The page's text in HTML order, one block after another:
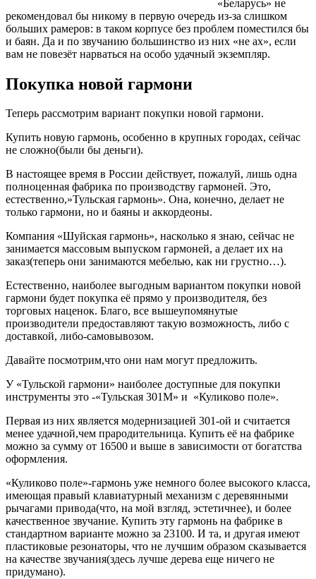
«Беларусь» не
рекомендовал бы никому в первую очередь из-за слишком
больших рамеров: в таком корпусе без проблем поместился бы
и баян. Да и по звучанию большинство из них «не ах», если
вам не повезёт нарваться на особо удачный экземпляр.
Покупка новой гармони
Теперь рассмотрим вариант покупки новой гармони.
Купить новую гармонь, особенно в крупных городах, сейчас
не сложно(были бы деньги).
В настоящее время в России действует, пожалуй, лишь одна
полноценная фабрика по производству гармоней. Это,
естественно,»Тульская гармонь». Она, конечно, делает не
только гармони, но и баяны и аккордеоны.
Компания «Шуйская гармонь», насколько я знаю, сейчас не
занимается массовым выпуском гармоней, а делает их на
заказ(теперь они занимаются мебелью, как ни грустно…).
Естественно, наиболее выгодным вариантом покупки новой
гармони будет покупка её прямо у производителя, без
торговых наценок. Благо, все вышеупомянутые
производители предоставляют такую возможность, либо с
доставкой, либо-самовывозом.
Давайте посмотрим,что они нам могут предложить.
У «Тульской гармони» наиболее доступные для покупки
инструменты это -«Тульская 301М» и «Куликово поле».
Первая из них является модернизацией 301-ой и считается
менее удачной,чем прародительница. Купить её на фабрике
можно за сумму от 16500 и выше в зависимости от богатства
оформления.
«Куликово поле»-гармонь уже немного более высокого класса,
имеющая правый клавиатурный механизм с деревянными
рычагами привода(что, на мой взгляд, эстетичнее), и более
качественное звучание. Купить эту гармонь на фабрике в
стандартном варианте можно за 23100. И та, и другая имеют
пластиковые резонаторы, что не лучшим образом сказывается
на качестве звучания(здесь лучше дерева еще ничего не
придумано).